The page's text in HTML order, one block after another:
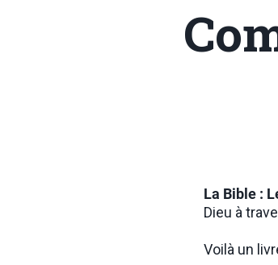
La Bible :
Dieu à
Voilà un